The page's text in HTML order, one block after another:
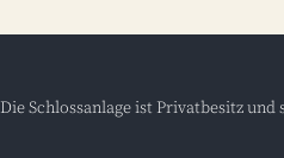
Die Schlossanlage ist Privatbesitz